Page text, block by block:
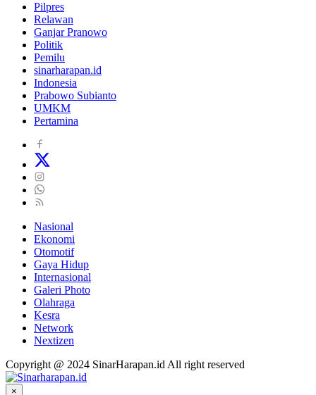
Pilpres
Relawan
Ganjar Pranowo
Politik
Pemilu
sinarharapan.id
Indonesia
Prabowo Subianto
UMKM
Pertamina
Nasional
Ekonomi
Otomotif
Gaya Hidup
Internasional
Galeri Photo
Olahraga
Kesra
Network
Nextizen
Copyright @ 2024 SinarHarapan.id All right reserved
×